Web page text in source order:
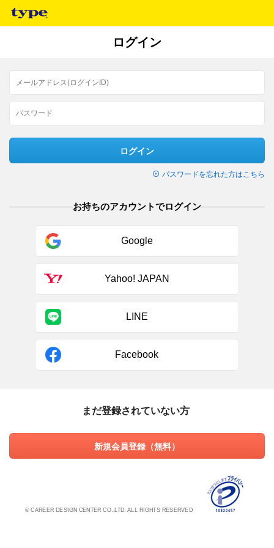
ログイン
ログイン
パスワードを忘れた方はこちら
お持ちのアカウントでログイン
Google
Yahoo! JAPAN
LINE
Facebook
まだ登録されていない方
新規会員登録（無料）
© CAREER DESIGN CENTER CO.,LTD. ALL RIGHTS RESERVED